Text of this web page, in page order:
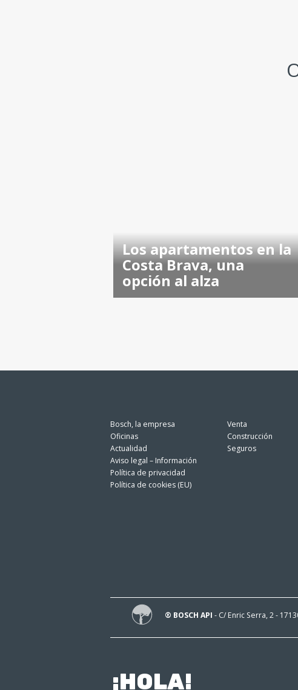
Los apartamentos en la
Costa Brava, una
opción al alza
Bosch, la empresa
Oficinas
Actualidad
Aviso legal – Información
Política de privacidad
Política de cookies (EU)
Venta
Construcción
Seguros
® BOSCH API - C/ Enric Serra, 2 -
¡HOLA!